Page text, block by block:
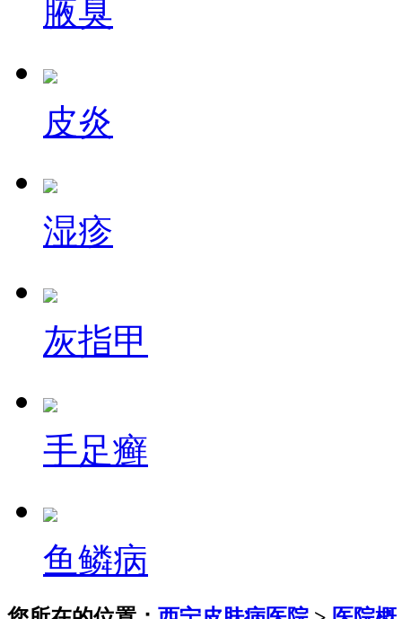
腋臭
皮炎
湿疹
灰指甲
手足癣
鱼鳞病